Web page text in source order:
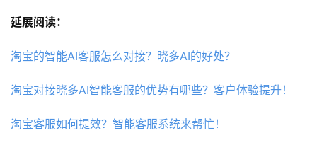
延展阅读：
淘宝的智能AI客服怎么对接？晓多AI的好处？
淘宝对接晓多AI智能客服的优势有哪些？客户体验提升！
淘宝客服如何提效？智能客服系统来帮忙！